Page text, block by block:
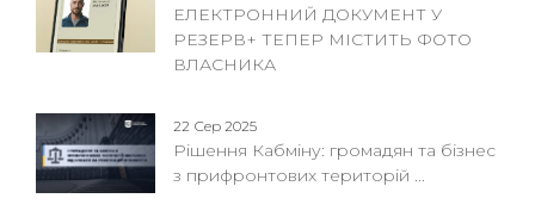
ЕЛЕКТРОННИЙ ДОКУМЕНТ У
РЕЗЕРВ+ ТЕПЕР МІСТИТЬ ФОТО
ВЛАСНИКА
22 Сер 2025
Рішення Кабміну: громадян та бізнес
з прифронтових територій ...